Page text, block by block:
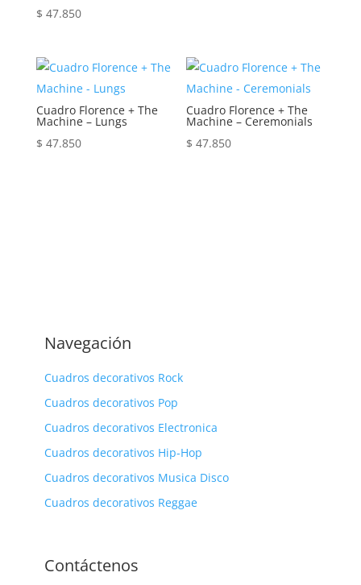
$ 47.850
Cuadro Florence + The
Machine – Lungs
$ 47.850
Cuadro Florence + The
Machine – Ceremonials
$ 47.850
Navegación
Cuadros decorativos Rock
Cuadros decorativos Pop
Cuadros decorativos Electronica
Cuadros decorativos Hip-Hop
Cuadros decorativos Musica Disco
Cuadros decorativos Reggae
Contáctenos